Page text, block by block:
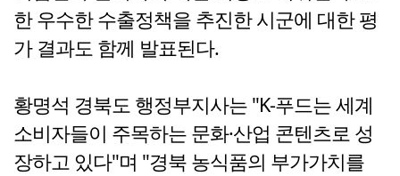
한 우수한 수출정책을 추진한 시군에 대한 평
가 결과도 함께 발표된다.
황명석 경북도 행정부지사는 "K-푸드는 세계
소비자들이 주목하는 문화·산업 콘텐츠로 성
장하고 있다"며 "경북 농식품의 부가가치를